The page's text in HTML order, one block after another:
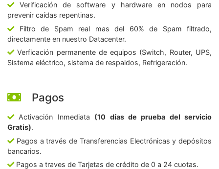
Verificación de software y hardware en nodos para
prevenir caídas repentinas.
Filtro de Spam real mas del 60% de Spam filtrado,
directamente en nuestro Datacenter.
Verficación permanente de equipos (Switch, Router, UPS,
Sistema eléctrico, sistema de respaldos, Refrigeración.
Pagos
Activación Inmediata (10 días de prueba del servicio
Gratis).
Pagos a través de Transferencias Electrónicas y depósitos
bancarios.
Pagos a traves de Tarjetas de crédito de 0 a 24 cuotas.